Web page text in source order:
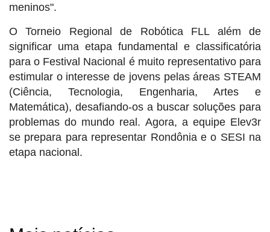
meninos".
O Torneio Regional de Robótica FLL além de
significar uma etapa fundamental e classificatória
para o Festival Nacional é muito representativo para
estimular o interesse de jovens pelas áreas STEAM
(Ciência, Tecnologia, Engenharia, Artes e
Matemática), desafiando-os a buscar soluções para
problemas do mundo real. Agora, a equipe Elev3r
se prepara para representar Rondônia e o SESI na
etapa nacional.